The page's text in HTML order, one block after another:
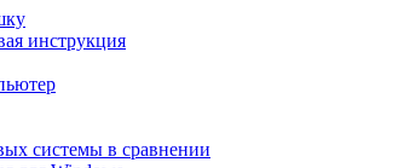
инструкция
системы в сравнении